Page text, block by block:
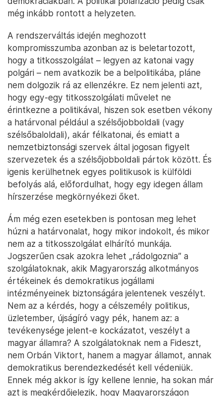
még inkább rontott a helyzeten.
A rendszerváltás idején meghozott
kompromisszumba azonban az is beletartozott,
hogy a titkosszolgálat – legyen az katonai vagy
polgári – nem avatkozik be a belpolitikába, pláne
nem dolgozik rá az ellenzékre. Ez nem jelenti azt,
hogy egy-egy titkosszolgálati művelet ne
érintkezne a politikával, hiszen sok esetben vékony
a határvonal például a szélsőjobboldali (vagy
szélsőbaloldali), akár félkatonai, és emiatt a
nemzetbiztonsági szervek által jogosan figyelt
szervezetek és a szélsőjobboldali pártok között. És
igenis kerülhetnek egyes politikusok is külföldi
befolyás alá, előfordulhat, hogy egy idegen állam
hírszerzése megkörnyékezi őket.
Ám még ezen esetekben is pontosan meg lehet
húzni a határvonalat, hogy mikor indokolt, és mikor
nem az a titkosszolgálat elhárító munkája.
Jogszerűen csak azokra lehet „rádolgoznia” a
szolgálatoknak, akik Magyarország alkotmányos
értékeinek és demokratikus jogállami
intézményeinek biztonságára jelentenek veszélyt.
Nem az a kérdés, hogy a célszemély politikus,
üzletember, újságíró vagy pék, hanem az: a
tevékenysége jelent-e kockázatot, veszélyt a
magyar államra? A szolgálatoknak nem a Fideszt,
nem Orbán Viktort, hanem a magyar államot, annak
demokratikus berendezkedését kell védeniük.
Ennek még akkor is így kellene lennie, ha sokan már
azt is megkérdőjelezik, hogy Magyarországon